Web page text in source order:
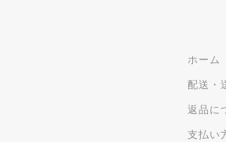
ホーム
配送・
返品に
支払い